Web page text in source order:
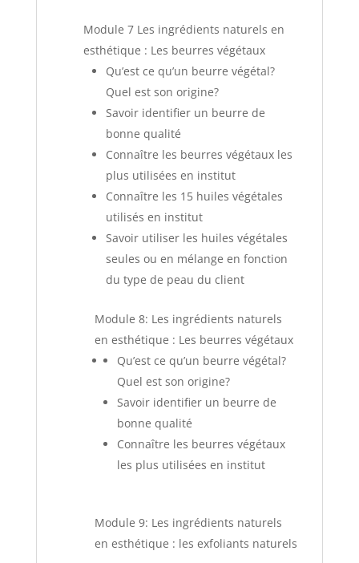
Module 7 Les ingrédients naturels en
esthétique : Les beurres végétaux
Qu’est ce qu’un beurre végétal?
Quel est son origine?
Savoir identifier un beurre de
bonne qualité
Connaître les beurres végétaux les
plus utilisées en institut
Connaître les 15 huiles végétales
utilisés en institut
Savoir utiliser les huiles végétales
seules ou en mélange en fonction
du type de peau du client
Module 8: Les ingrédients naturels
en esthétique : Les beurres végétaux
Qu’est ce qu’un beurre végétal?
Quel est son origine?
Savoir identifier un beurre de
bonne qualité
Connaître les beurres végétaux
les plus utilisées en institut
Module 9: Les ingrédients naturels
en esthétique : les exfoliants naturels